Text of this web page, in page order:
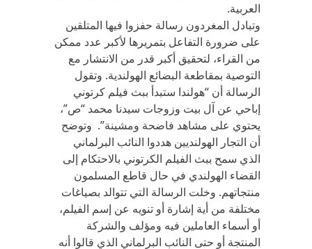
العربية.
وتبادل المغردون رسالة حفزوا فيها المتلقين
على ضرورة التفاعل بتمريرها لأكبر عدد ممكن
من القراء، لتحقيق أكبر قدر من الانتشار مع
التوصية بمقاطعة البضائع الهولندية. وتقول
الرسالة أن “هولندا ستبدأ ببث فيلم كرتوني
إباحي عن آل بيت وزوجات سيدنا محمد “ص”،
يحتوي على مشاهد فاضحة ومشينة”. وتوضح
أن التجار الهولنديين هددوا النائب البرلماني
الذي سمح ببث الفيلم الكرتوني بالاحتكام إلى
القضاء الهولندي في حال قاطع المسلمون
منتجاتهم. وخلت الرسالة التي تتوالد بصياغات
مختلفة من أية إشارة أو تنويه عن إسم الفيلم،
أو أسماء العاملين فيه ومؤلف والشركة
المنتجة أو حتى النائب البرلماني الذي قالوا أنه